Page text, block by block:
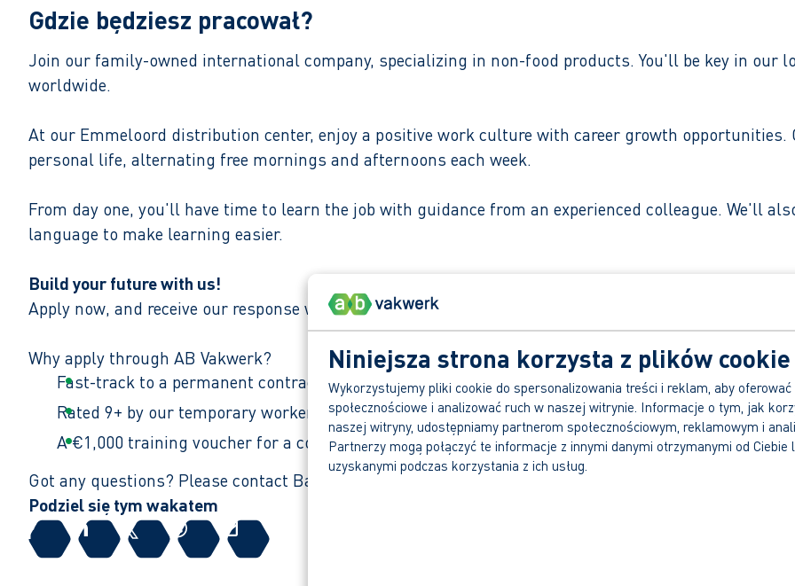
Niniejsza strona korzysta z plików cookie
Wykorzystujemy pliki cookie do spersonalizowania treści i reklam, aby
społecznościowe i analizować ruch w naszej witrynie. Informacje o tym, jak
naszej witryny, udostępniamy partnerom społecznościowym, reklamowym i
Partnerzy mogą połączyć te informacje z innymi danymi otrzymanymi od Ciebie
uzyskanymi podczas korzystania z ich usług.
Gdzie będziesz pracował?
Join our family-owned international company, specializing in non-food products. You'll be key in our
worldwide.
At our Emmeloord distribution center, enjoy a positive work culture with career growth
personal life, alternating free mornings and afternoons each week.
From day one, you'll have time to learn the job with guidance from an experienced colleague. We'll
language to make learning easier.
Build your future with us!
Apply now, and receive our response within one working day!
Why apply through AB Vakwerk?
Fast-track to a permanent contract.
Rated 9+ by our temporary workers.
A €1,000 training voucher for a course of your choice.
Got any questions? Please contact Barbara by phone 0640289924 or bkoziak@abvakwerk.nl
Podziel się tym wakatem